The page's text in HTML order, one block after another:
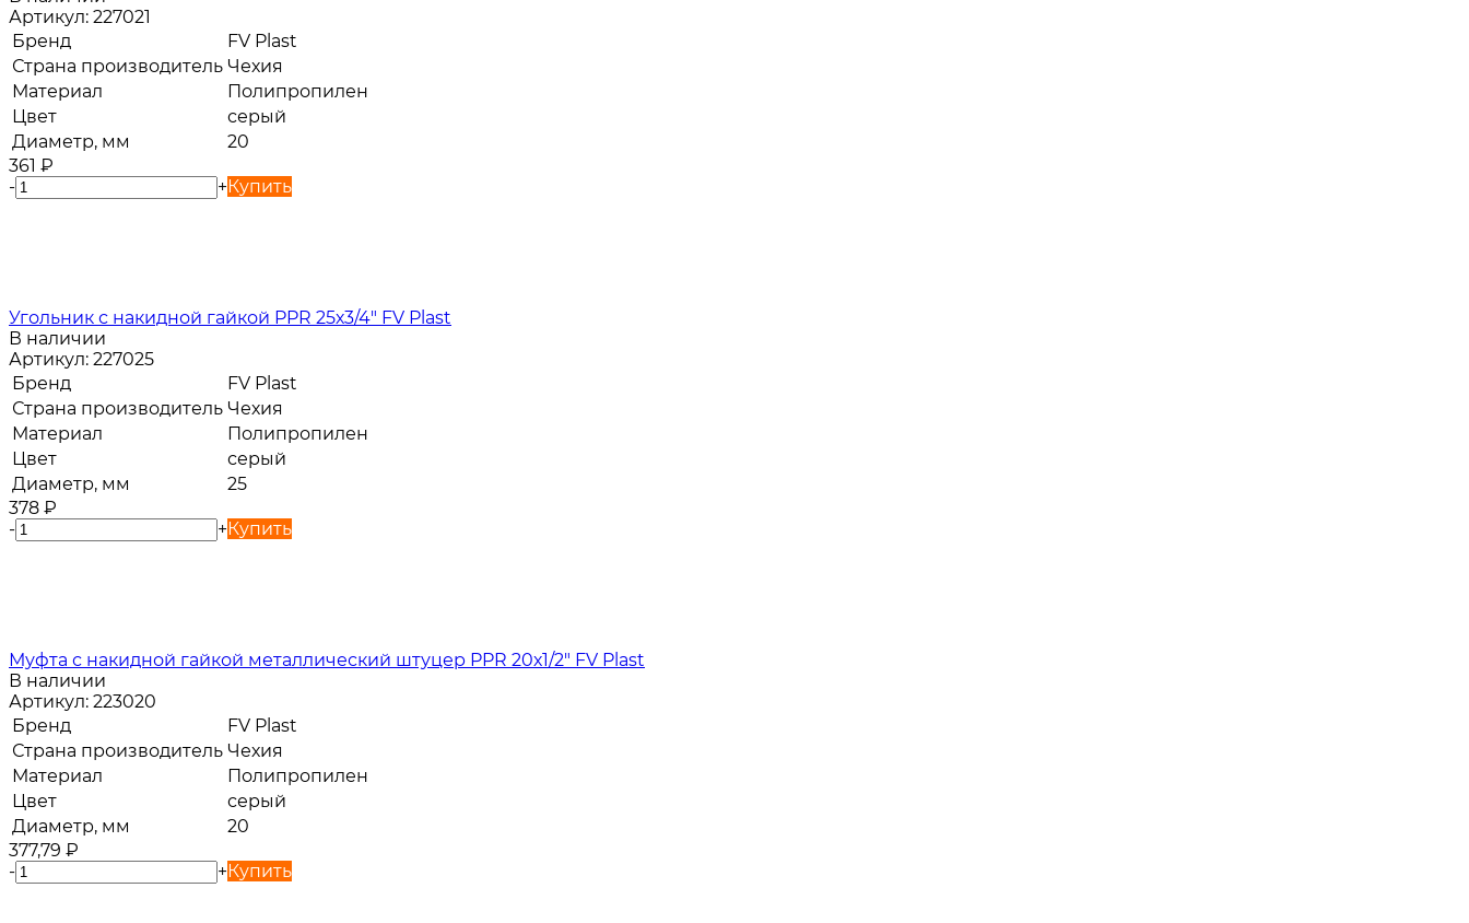
Артикул: 227021
Бренд
FV Plast
Страна производитель Чехия
Материал
Полипропилен
Цвет
серый
Диаметр, мм
20
361 ₽
-
+Купить
Угольник с накидной гайкой PPR 25х3/4" FV Plast
В наличии
Артикул: 227025
Бренд
FV Plast
Страна производитель Чехия
Материал
Полипропилен
Цвет
серый
Диаметр, мм
25
378 ₽
-
+Купить
Муфта с накидной гайкой металлический штуцер PPR 20х1/2" FV Plast
В наличии
Артикул: 223020
Бренд
FV Plast
Страна производитель Чехия
Материал
Полипропилен
Цвет
серый
Диаметр, мм
20
377,79 ₽
-
+Купить